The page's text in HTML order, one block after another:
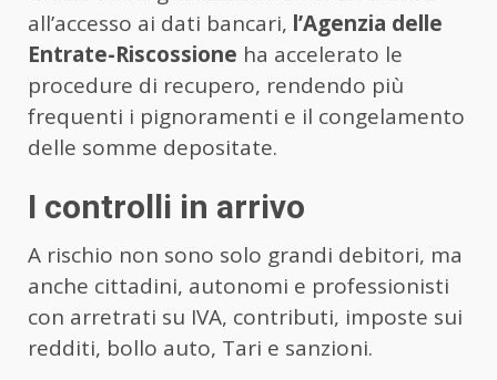
all’accesso ai dati bancari, l’Agenzia delle
Entrate-Riscossione ha accelerato le
procedure di recupero, rendendo più
frequenti i pignoramenti e il congelamento
delle somme depositate.
I controlli in arrivo
A rischio non sono solo grandi debitori, ma
anche cittadini, autonomi e professionisti
con arretrati su IVA, contributi, imposte sui
redditi, bollo auto, Tari e sanzioni.